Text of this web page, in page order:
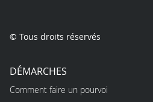
© Tous droits réservés
DÉMARCHES
Comment faire un pourvoi